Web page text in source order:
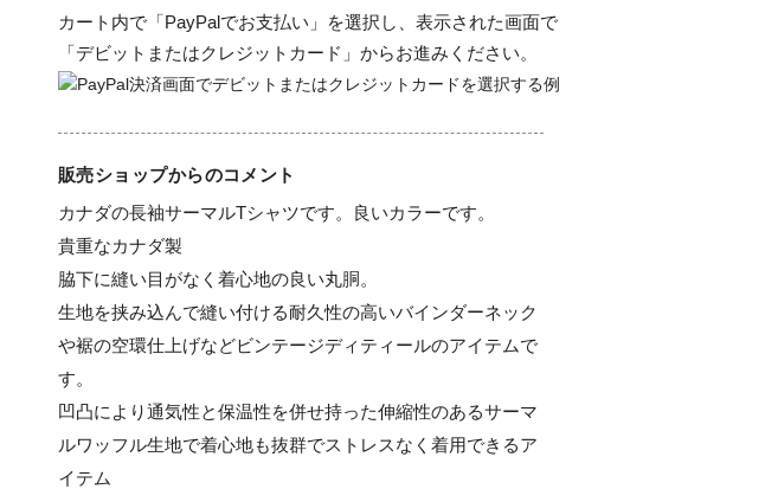
カート内で「PayPalでお支払い」を選択し、表示された画面で
「デビットまたはクレジットカード」からお進みください。
販売ショップからのコメント
カナダの長袖サーマルTシャツです。良いカラーです。
貴重なカナダ製
脇下に縫い目がなく着心地の良い丸胴。
生地を挟み込んで縫い付ける耐久性の高いバインダーネック
や裾の空環仕上げなどビンテージディティールのアイテムで
す。
凹凸により通気性と保温性を併せ持った伸縮性のあるサーマ
ルワッフル生地で着心地も抜群でストレスなく着用できるア
イテム